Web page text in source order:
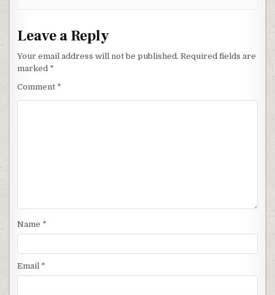
Leave a Reply
Your email address will not be published. Required fields are
marked *
Comment *
Name *
Email *